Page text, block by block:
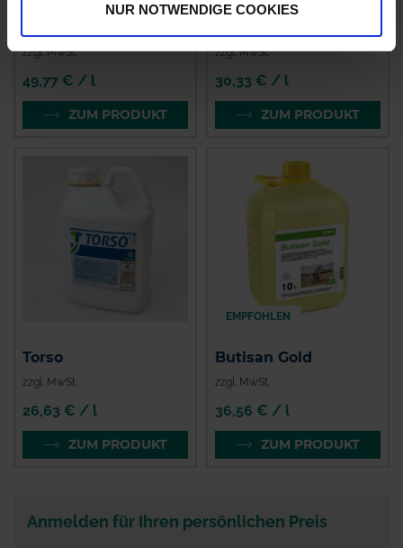
NUR NOTWENDIGE COOKIES
zzgl. MwSt.
49,77 € / l
ZUM PRODUKT
zzgl. MwSt.
30,33 € / l
ZUM PRODUKT
Torso
zzgl. MwSt.
26,63 € / l
ZUM PRODUKT
EMPFOHLEN
Butisan Gold
zzgl. MwSt.
36,56 € / l
ZUM PRODUKT
Anmelden für Ihren persönlichen Preis